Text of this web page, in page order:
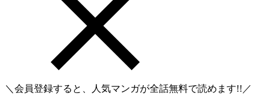
＼会員登録すると、人気マンガが全話無料で読めます!!／